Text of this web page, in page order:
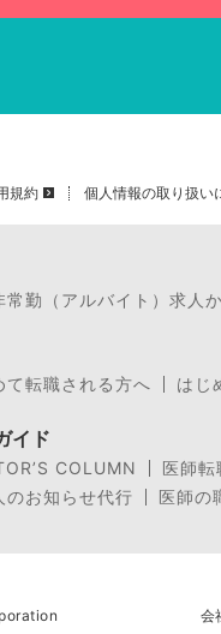
規約 個人情報の取り扱い
常勤（アルバイト）求人
て転職される方へ はじ
イド
COLUMN 医師転
のお知らせ代行 医師の
会